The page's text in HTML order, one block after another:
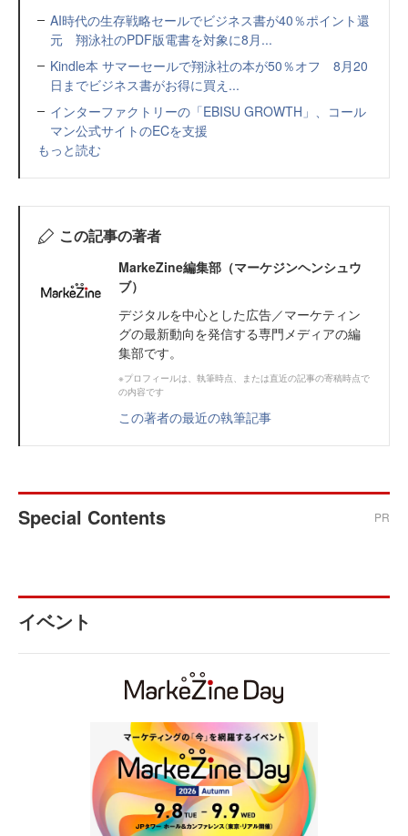
AI時代の生存戦略セールでビジネス書が40％ポイント還
元 翔泳社のPDF版電書を対象に8月...
Kindle本 サマーセールで翔泳社の本が50％オフ 8月20
日までビジネス書がお得に買え...
インターファクトリーの「EBISU GROWTH」、コール
マン公式サイトのECを支援
もっと読む
この記事の著者
MarkeZine編集部（マーケジンヘンシュウ
ブ）
デジタルを中心とした広告／マーケティン
グの最新動向を発信する専門メディアの編
集部です。
※プロフィールは、執筆時点、または直近の記事の寄稿時点で
の内容です
この著者の最近の執筆記事
Special Contents PR
イベント